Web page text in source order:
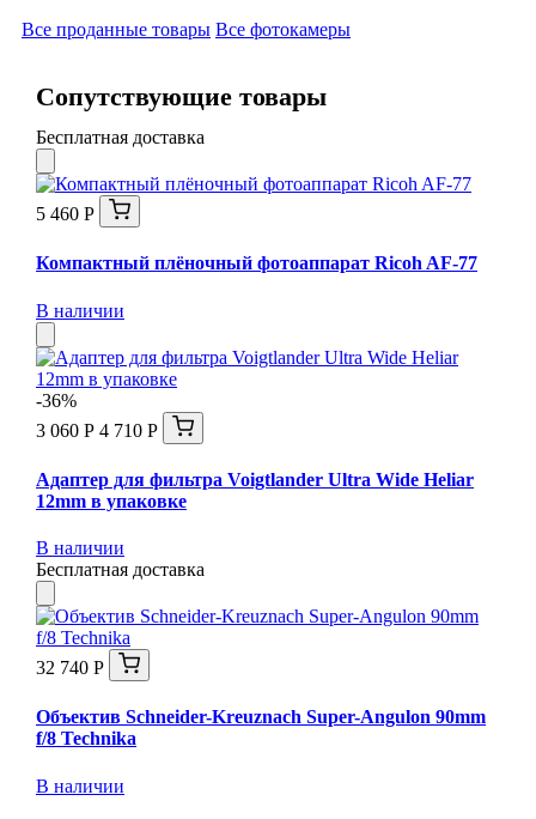
Все проданные товары Все фотокамеры
Сопутствующие товары
Бесплатная доставка
5 460 Р
Компактный плёночный фотоаппарат Ricoh AF-77
В наличии
-36%
3 060 Р 4 710 Р
Адаптер для фильтра Voigtlander Ultra Wide Heliar
12mm в упаковке
В наличии
Бесплатная доставка
32 740 Р
Объектив Schneider-Kreuznach Super-Angulon 90mm
f/8 Technika
В наличии